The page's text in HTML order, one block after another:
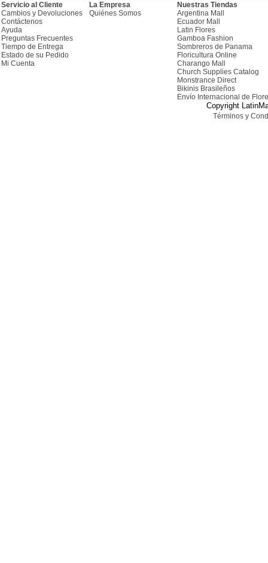
Servicio al Cliente
Cambios y Devoluciones
Contáctenos
Ayuda
Preguntas Frecuentes
Tiempo de Entrega
Estado de su Pedido
Mi Cuenta
La Empresa
Quiénes Somos
Nuestras Tiendas
Argentina Mall
Ecuador Mall
Latin Flores
Gamboa Fashion
Sombreros de Panama
Floricultura Online
Charango Mall
Church Supplies Catalog
Monstrance Direct
Bikinis Brasileños
Envío Internacional de
Copyright
Términos y